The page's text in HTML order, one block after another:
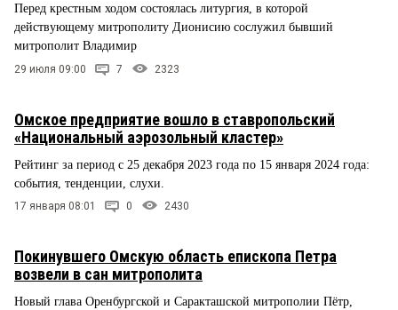
Перед крестным ходом состоялась литургия, в которой
действующему митрополиту Дионисию сослужил бывший
митрополит Владимир
29 июля 09:00 7 2323
Омское предприятие вошло в ставропольский
«Национальный аэрозольный кластер»
Рейтинг за период с 25 декабря 2023 года по 15 января 2024 года:
события, тенденции, слухи.
17 января 08:01 0 2430
Покинувшего Омскую область епископа Петра
возвели в сан митрополита
Новый глава Оренбургской и Саракташской митрополии Пётр,